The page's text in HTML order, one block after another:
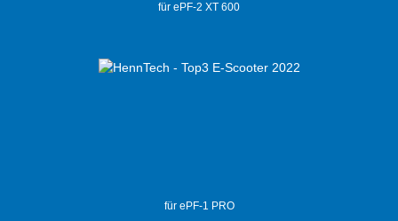
für ePF-2 XT 600
für ePF-1 PRO